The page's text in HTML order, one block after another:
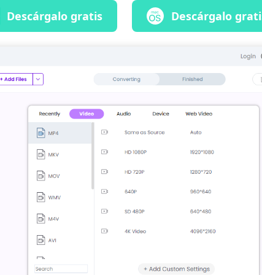
Descárgalo gratis Descárgalo